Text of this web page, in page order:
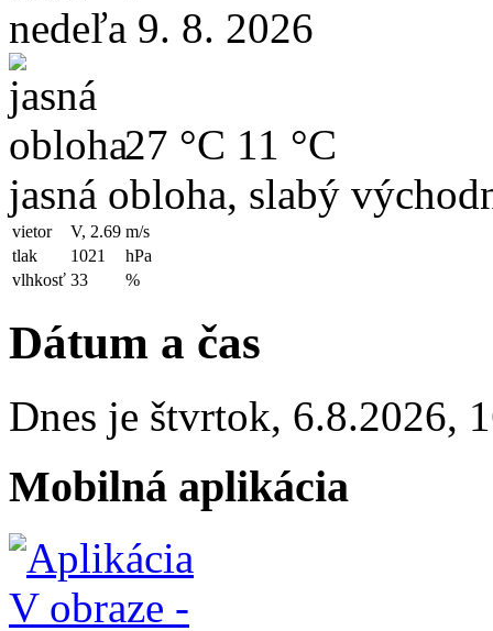
nedeľa 9. 8. 2026
27 °C 11 °C
jasná obloha, slabý
vietor V, 2.69 m/s
tlak
1021
hPa
vlhkosť 33 %
Dátum a čas
Dnes je štvrtok, 6.8.2026,
Mobilná aplikácia